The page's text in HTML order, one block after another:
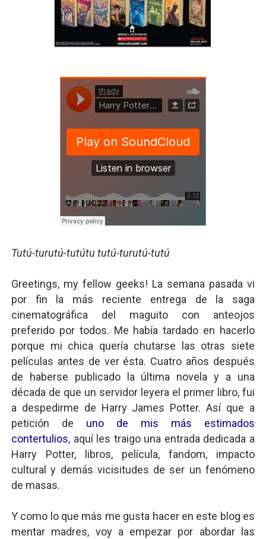
Tutú-turutú-tutútu tutú-turutú-tutú
Greetings, my fellow geeks! La semana pasada vi
por fin la más reciente entrega de la saga
cinematográfica del maguito con anteojos
preferido por todos. Me había tardado en hacerlo
porque mi chica quería chutarse las otras siete
películas antes de ver ésta. Cuatro años después
de haberse publicado la última novela y a una
década de que un servidor leyera el primer libro, fui
a despedirme de Harry James Potter. Así que a
petición de uno de mis más estimados
contertulios, aquí les traigo una entrada dedicada a
Harry Potter, libros, película, fandom, impacto
cultural y demás vicisitudes de ser un fenómeno
de masas.
Y como lo que más me gusta hacer en este blog es
mentar madres, voy a empezar por abordar las